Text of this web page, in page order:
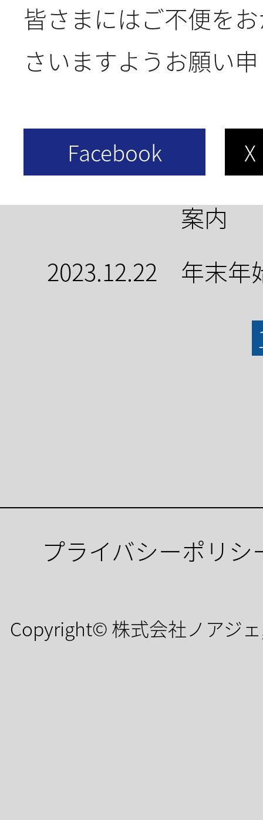
ェア
2024.6.11
Dream
越
2024.4.22
ゴ－ル
案内
2023.12.22
年末年
プライバシーポリシ
Copyright© 株式会社ノアジ
皆さまにはご不便を
さいますようお願い